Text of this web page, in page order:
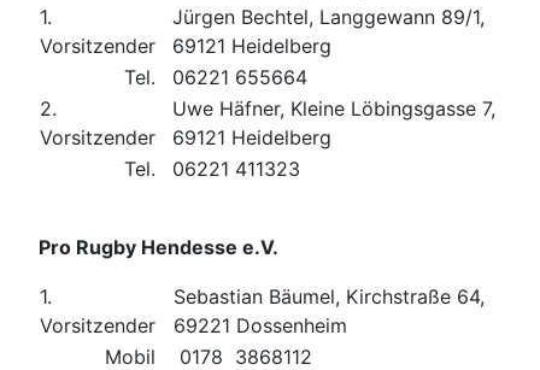
1.
Vorsitzender
Jürgen Bechtel, Langgewann 89/1,
69121 Heidelberg
Tel.
06221 655664
2.
Vorsitzender
Uwe Häfner, Kleine Löbingsgasse 7,
69121 Heidelberg
Tel.
06221 411323
Pro Rugby Hendesse e.V.
1.
Vorsitzender
Sebastian Bäumel, Kirchstraße 64,
69221 Dossenheim
Mobil
0178 3868112